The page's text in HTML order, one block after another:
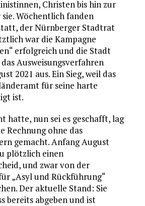
Christen bis hin zur
Wöchentlich fanden
der Nürnberger Stadtrat
war die Kampagne
erfolgreich und die Stadt
Ausweisungsverfahren
2021 aus. Ein Sieg, weil das
für seine harte
ist.
hatte, nun sei es geschafft, lag
Rechnung ohne das
gemacht. Anfang August
plötzlich einen
und zwar von der
„Asyl und Rückführung“
Der aktuelle Stand: Sie
bereits abgeben und ist